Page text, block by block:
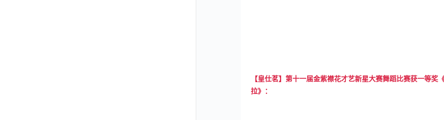
【皇仕茗】第十一届金紫襟花才艺新星大赛舞蹈比赛获一等奖
拉》：